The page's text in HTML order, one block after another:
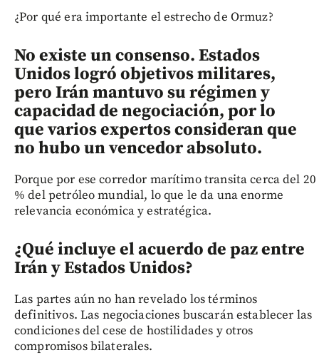
¿Por qué era importante el estrecho de Ormuz?
No existe un consenso. Estados
Unidos logró objetivos militares,
pero Irán mantuvo su régimen y
capacidad de negociación, por lo
que varios expertos consideran que
no hubo un vencedor absoluto.
Porque por ese corredor marítimo transita cerca del 20
% del petróleo mundial, lo que le da una enorme
relevancia económica y estratégica.
¿Qué incluye el acuerdo de paz entre
Irán y Estados Unidos?
Las partes aún no han revelado los términos
definitivos. Las negociaciones buscarán establecer las
condiciones del cese de hostilidades y otros
compromisos bilaterales.